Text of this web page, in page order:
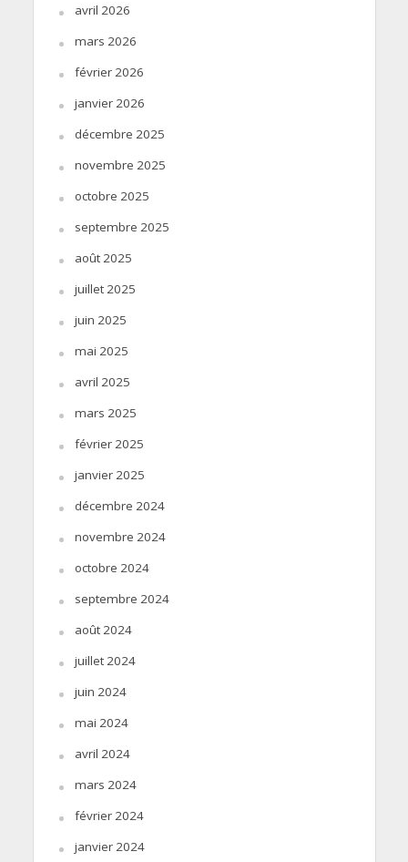
avril 2026
mars 2026
février 2026
janvier 2026
décembre 2025
novembre 2025
octobre 2025
septembre 2025
août 2025
juillet 2025
juin 2025
mai 2025
avril 2025
mars 2025
février 2025
janvier 2025
décembre 2024
novembre 2024
octobre 2024
septembre 2024
août 2024
juillet 2024
juin 2024
mai 2024
avril 2024
mars 2024
février 2024
janvier 2024